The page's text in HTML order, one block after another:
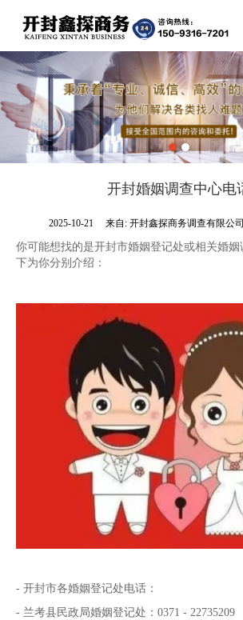
开封婚姻调查中心电
2025-10-21 来自: 开封鑫探商务调查有限公司
你可能想找的是开封市婚姻登记处或相关婚
下为你分别介绍：
- 开封市各婚姻登记处电话：
- 兰考县民政局婚姻登记处：0371 - 22735209